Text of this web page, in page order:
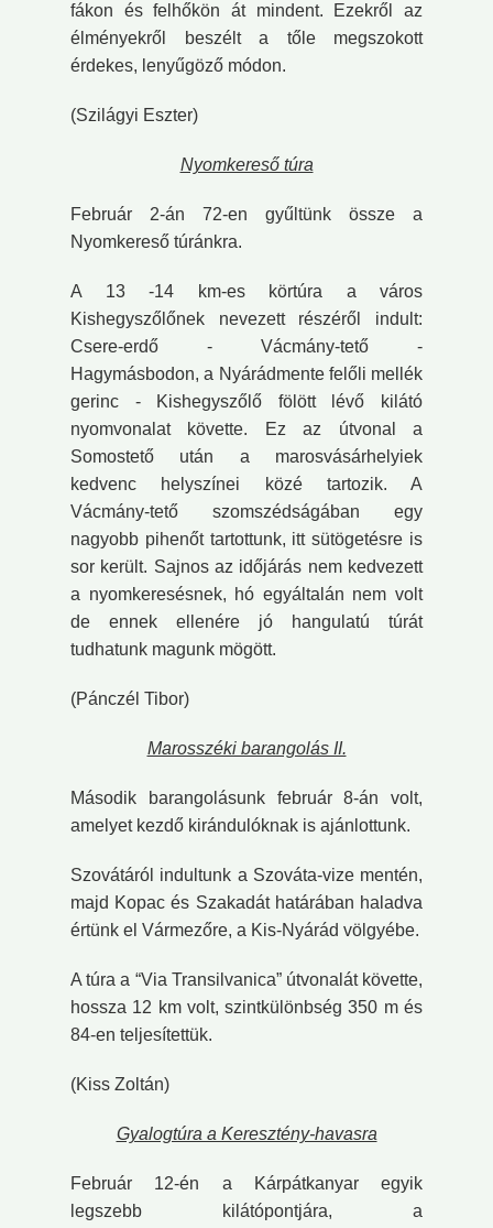
fákon és felhőkön át mindent. Ezekről az
élményekről beszélt a tőle megszokott
érdekes, lenyűgöző módon.
(Szilágyi Eszter)
Nyomkereső túra
Február 2-án 72-en gyűltünk össze a
Nyomkereső túránkra.
A 13 -14 km-es körtúra a város
Kishegyszőlőnek nevezett részéről indult:
Csere-erdő - Vácmány-tető -
Hagymásbodon, a Nyárádmente felőli mellék
gerinc - Kishegyszőlő fölött lévő kilátó
nyomvonalat követte. Ez az útvonal a
Somostető után a marosvásárhelyiek
kedvenc helyszínei közé tartozik. A
Vácmány-tető szomszédságában egy
nagyobb pihenőt tartottunk, itt sütögetésre is
sor került. Sajnos az időjárás nem kedvezett
a nyomkeresésnek, hó egyáltalán nem volt
de ennek ellenére jó hangulatú túrát
tudhatunk magunk mögött.
(Pánczél Tibor)
Marosszéki barangolás II.
Második barangolásunk február 8-án volt,
amelyet kezdő kirándulóknak is ajánlottunk.
Szovátáról indultunk a Szováta-vize mentén,
majd Kopac és Szakadát határában haladva
értünk el Vármezőre, a Kis-Nyárád völgyébe.
A túra a “Via Transilvanica” útvonalát követte,
hossza 12 km volt, szintkülönbség 350 m és
84-en teljesítettük.
(Kiss Zoltán)
Gyalogtúra a Keresztény-havasra
Február 12-én a Kárpátkanyar egyik
legszebb kilátópontjára, a